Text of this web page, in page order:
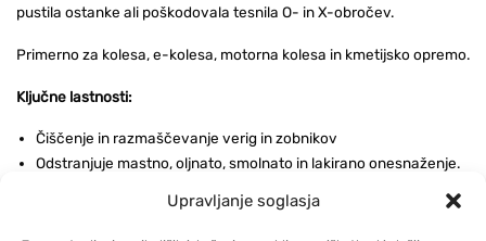
Upravljanje soglasja
pustila ostanke ali poškodovala tesnila O- in X-obročev.
Primerno za kolesa, e-kolesa, motorna kolesa in kmetijsko opremo.
Ključne lastnosti:
Čiščenje in razmaščevanje verig in zobnikov
Odstranjuje mastno, oljnato, smolnato in lakirano onesnaženje.
Varno za tesnila z O- in X-obročem